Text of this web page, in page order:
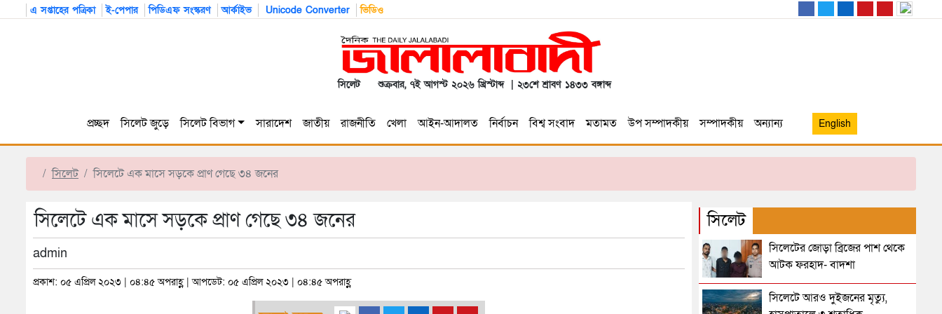
এ সপ্তাহের পত্রিকা ই-পেপার পিডিএফ সংস্করণ আর্কাইভ Unicode Converter ভিডিও
সিলেট শুক্রবার, ৭ই আগস্ট ২০২৬ খ্রিস্টাব্দ | ২৩শে শ্রাবণ ১৪৩৩ বঙ্গাব্দ
প্রচ্ছদ সিলেট জুড়ে সিলেট বিভাগ সারাদেশ জাতীয় রাজনীতি খেলা আইন-আদালত নির্বাচন বিশ্ব সংবাদ মতামত উপ সম্পাদকীয় সম্পাদকীয় অন্যান্য English
সিলেট সিলেটে এক মাসে সড়কে প্রাণ গেছে ৩৪ জনের
সিলেটে এক মাসে সড়কে প্রাণ গেছে ৩৪ জনের
admin
প্রকাশ: ০৫ এপ্রিল ২০২৩ | ০৪:৪৫ অপরাহ্ণ | আপডেট: ০৫ এপ্রিল ২০২৩ | ০৪:৪৫ অপরাহ্ণ
সিলেট
সিলেটের জোড়া ব্রিজের পাশ থেকে
আটক ফরহাদ- বাদশা
সিলেটে আরও দুইজনের মৃত্যু,